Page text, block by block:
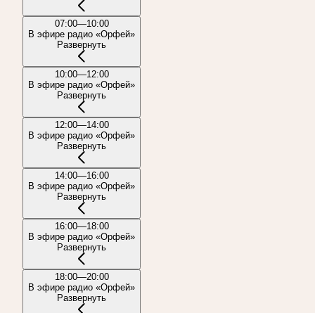
07:00—10:00
В эфире радио «Орфей»
Развернуть
10:00—12:00
В эфире радио «Орфей»
Развернуть
12:00—14:00
В эфире радио «Орфей»
Развернуть
14:00—16:00
В эфире радио «Орфей»
Развернуть
16:00—18:00
В эфире радио «Орфей»
Развернуть
18:00—20:00
В эфире радио «Орфей»
Развернуть